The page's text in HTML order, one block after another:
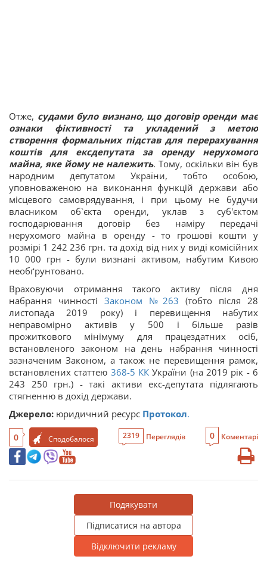
Отже, судами було визнано, що договір оренди має
ознаки фіктивності та укладений з метою
створення формальних підстав для перерахування
коштів для ексдепутата за оренду нерухомого
майна, яке йому не належить. Тому, оскільки він був
народним депутатом України, тобто особою,
уповноваженою на виконання функцій держави або
місцевого самоврядування, і при цьому не будучи
власником об`єкта оренди, уклав з суб'єктом
господарювання договір без наміру передачі
нерухомого майна в оренду - то грошові кошти у
розмірі 1 242 236 грн. та дохід від них у виді комісійних
10 000 грн - були визнані активом, набутим Кивою
необґрунтовано.
Враховуючи отримання такого активу після дня
набрання чинностіЗаконом №263 (тобто після 28
листопада 2019 року) і перевищення набутих
неправомірно активів у 500 і більше разів
прожиткового мінімуму для працездатних осіб,
встановленого законом на день набрання чинності
зазначеним Законом, а також не перевищення рамок,
встановлених статтею 368-5 КК України (на 2019 рік - 6
243 250 грн.) - такі активи екс-депутата підлягають
стягненню в дохід держави.
​​Джерело: юридичний ресурс Протокол.
0 Сподобалося 2319 Переглядів 0 Коментарі
Подякувати
Підписатися на автора
Відключити рекламу